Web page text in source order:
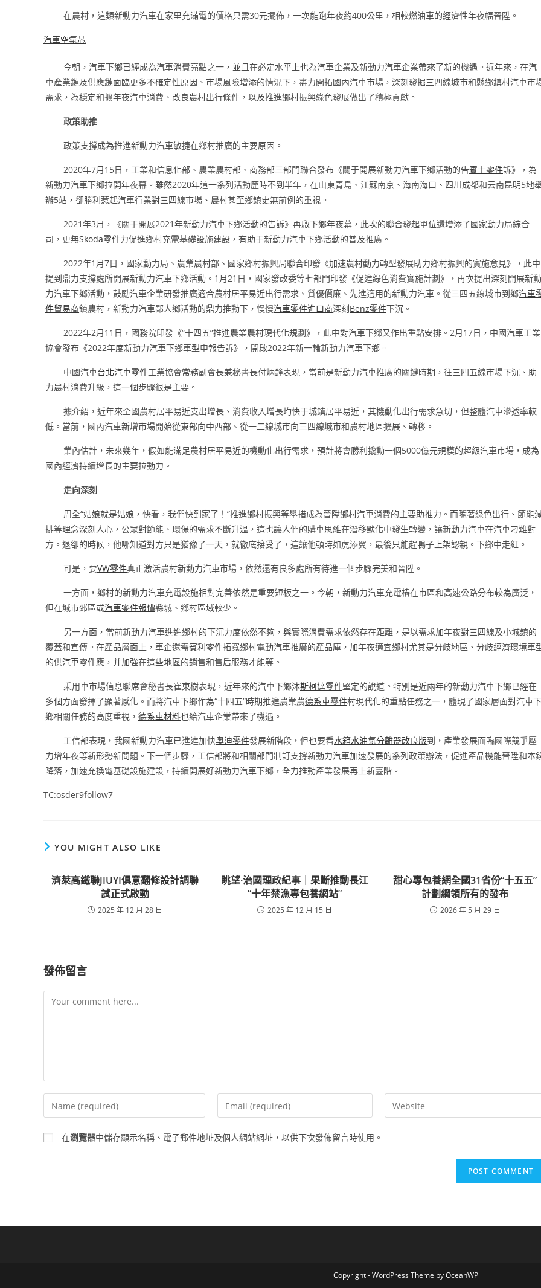
在農村，這類新動力汽車在家里充滿電的價格只需30元擺佈，一次能跑年夜約400公里，相較燃油車的經濟性年夜幅晉陞。
汽車空氣芯
今朝，汽車下鄉已經成為汽車消費亮點之一，並且在必定水平上也為汽車企業及新動力汽車企業帶來了新的機遇。近年來，在汽
車產業鏈及供應鏈面臨更多不確定性原因、市場風險增添的情況下，盡力開拓國內汽車市場，深刻發掘三四線城市和縣鄉鎮村汽車市
需求，為穩定和擴年夜汽車消費、改良農村出行條件，以及推進鄉村振興綠色發展做出了積極貢獻。
政策助推
政策支撐成為推進新動力汽車敏捷在鄉村推廣的主要原因。
2020年7月15日，工業和信息化部、農業農村部、商務部三部門聯合發布《關于開展新動力汽車下鄉活動的告賓士零件訴》，為
新動力汽車下鄉拉開年夜幕。雖然2020年這一系列活動歷時不到半年，在山東青島、江蘇南京、海南海口、四川成都和云南昆明5地
辦5站，卻勝利惹起汽車行業對三四線市場、農村甚至鄉鎮史無前例的重視。
2021年3月，《關于開展2021年新動力汽車下鄉活動的告訴》再啟下鄉年夜幕，此次的聯合發起單位還增添了國家動力局綜合
司，更無Skoda零件力促進鄉村充電基礎設施建設，有助于新動力汽車下鄉活動的普及推廣。
2022年1月7日，國家動力局、農業農村部、國家鄉村振興局聯合印發《加速農村動力轉型發展助力鄉村振興的實施意見》，此中
提到鼎力支撐處所開展新動力汽車下鄉活動。1月21日，國家發改委等七部門印發《促進綠色消費實施計劃》，再次提出深刻開展新動
力汽車下鄉活動，鼓勵汽車企業研發推廣適合農村居平易近出行需求、質優價廉、先進適用的新動力汽車。從三四五線城市到鄉汽車
件貿易商鎮農村，新動力汽車鄙人鄉活動的鼎力推動下，慢慢汽車零件進口商深刻Benz零件下沉。
2022年2月11日，國務院印發《“十四五”推進農業農村現代化規劃》，此中對汽車下鄉又作出重點安排。2月17日，中國汽車工業
協會發布《2022年度新動力汽車下鄉車型申報告訴》，開啟2022年新一輪新動力汽車下鄉。
中國汽車台北汽車零件工業協會常務副會長兼秘書長付炳鋒表現，當前是新動力汽車推廣的關鍵時期，往三四五線市場下沉、助
力農村消費升級，這一個步驟很是主要。
據介紹，近年來全國農村居平易近支出增長、消費收入增長均快于城鎮居平易近，其機動化出行需求急切，但整體汽車滲透率較
低。當前，國內汽車新增市場開始從東部向中西部、從一二線城市向三四線城市和農村地區擴展、轉移。
業內估計，未來幾年，假如能滿足農村居平易近的機動化出行需求，預計將會勝利撬動一個5000億元規模的超級汽車市場，成為
國內經濟持續增長的主要拉動力。
走向深刻
周全“姑娘就是姑娘，快看，我們快到家了！”推進鄉村振興等舉措成為晉陞鄉村汽車消費的主要助推力。而隨著綠色出行、節能
排等理念深刻人心，公眾對節能、環保的需求不斷升溫，這也讓人們的購車思維在潛移默化中發生轉變，讓新動力汽車在汽車刁難對
方。退卻的時候，他哪知道對方只是猶豫了一天，就徹底接受了，這讓他頓時如虎添翼，最後只能趕鴨子上架認親。下鄉中走紅。
可是，要VW零件真正激活農村新動力汽車市場，依然還有良多處所有待進一個步驟完美和晉陞。
一方面，鄉村的新動力汽車充電設施相對完善依然是重要短板之一。今朝，新動力汽車充電樁在市區和高速公路分布較為廣泛，
但在城市郊區或汽車零件報價縣城、鄉村區域較少。
另一方面，當前新動力汽車進進鄉村的下沉力度依然不夠，與實際消費需求依然存在距離，是以需求加年夜對三四線及小城鎮的
覆蓋和宣傳。在產品層面上，車企還需賓利零件拓寬鄉村電動汽車推廣的產品庫，加年夜適宜鄉村尤其是分歧地區、分歧經濟環境車
的供汽車零件應，并加強在這些地區的銷售和售后服務才能等。
乘用車市場信息聯席會秘書長崔東樹表現，近年來的汽車下鄉沐斯柯達零件堅定的說道。特別是近兩年的新動力汽車下鄉已經在
多個方面發揮了顯著感化。而將汽車下鄉作為“十四五”時期推進農業農德系車零件村現代化的重點任務之一，體現了國家層面對汽車下
鄉相關任務的高度重視， 德系車材料也給汽車企業帶來了機遇。
工信部表現，我國新動力汽車已進進加快奧迪零件發展新階段，但也要看水箱水油氣分離器改良版到，產業發展面臨國際競爭壓
力增年夜等新形勢新問題。下一個步驟，工信部將和相關部門制訂支撐新動力汽車加速發展的系列政策辦法，促進產品機能晉陞和本
降落，加速充換電基礎設施建設，持續開展好新動力汽車下鄉，全力推動產業發展再上新臺階。
TC:osder9follow7
YOU MIGHT ALSO LIKE
濟萊高鐵聯JIUYI俱意翻修設計調聯
試正式啟動
2025 年 12 月 28 日
眺望·治國理政紀事｜果斷推動長江
“十年禁漁專包養網站”
2025 年 12 月 15 日
甜心專包養網全國31省份“十五五”
計劃綱領所有的發布
2026 年 5 月 29 日
發佈留言
Comment
Enter
your
name
or
Enter
your
email
address
Enter
your
在瀏覽器中儲存顯示名稱、電子郵件地址及個人網站網址，以供下次發佈留言時使用。
Copyright - WordPress Theme by OceanWP